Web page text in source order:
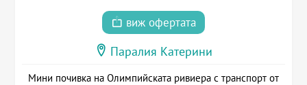
виж офертата
Паралия Катерини
Мини почивка на Олимпийската ривиера с транспорт от